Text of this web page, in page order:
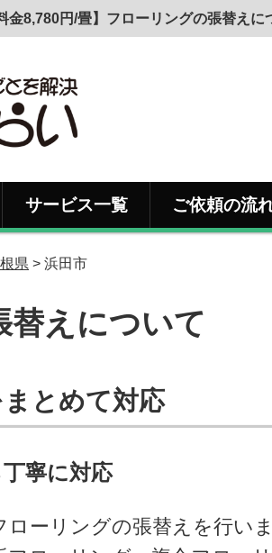
金8,780円/畳】フローリングの張替え
サービス一覧 ご依頼の流
県 > 浜田市
替えについて
とめて対応
寧に対応
ローリングの張替えを行い